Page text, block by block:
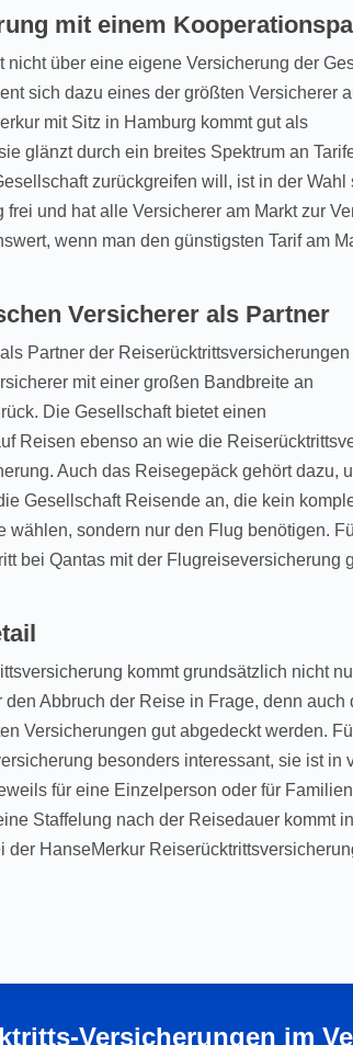
mit einem
nicht über eine eigene Versicherung der
sich dazu eines der größten Versicherer
mit Sitz in Hamburg kommt gut als
glänzt durch ein breites Spektrum an
zurückgreifen will, ist in der Wahl
und hat alle Versicherer am Markt zur
wenn man den günstigsten Tarif am
Versicherer als Partner
Partner der
mit einer großen Bandbreite an
Die Gesellschaft bietet einen
Reisen ebenso an wie die
Auch das Reisegepäck gehört dazu,
Gesellschaft Reisende an, die kein
wählen, sondern nur den Flug benötigen.
bei Qantas mit der Flugreiseversicherung
kommt grundsätzlich nicht
Abbruch der Reise in Frage, denn auch
Versicherungen gut abgedeckt werden.
besonders interessant, sie ist in
für eine Einzelperson oder für Familien
Staffelung nach der Reisedauer kommt
der HanseMerkur
Versicherungen im